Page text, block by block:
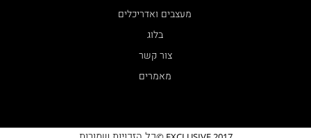
מעצבים ואדריכלים
בלוג
צור קשר
מאמרים